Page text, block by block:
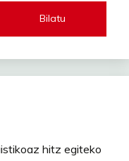
hitz egiteko